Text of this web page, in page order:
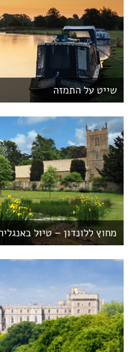
שייט על התמזה
מחוץ ללונדון – טיול